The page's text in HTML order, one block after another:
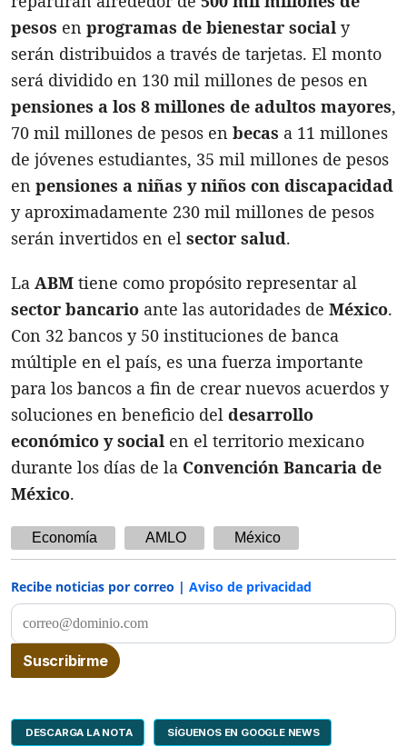
pesos en programas de bienestar social y
serán distribuidos a través de tarjetas. El monto
será dividido en 130 mil millones de pesos en
pensiones a los 8 millones de adultos mayores,
70 mil millones de pesos en becas a 11 millones
de jóvenes estudiantes, 35 mil millones de pesos
en pensiones a niñas y niños con discapacidad
y aproximadamente 230 mil millones de pesos
serán invertidos en el sector salud.
La ABM tiene como propósito representar al
sector bancario ante las autoridades de México.
Con 32 bancos y 50 instituciones de banca
múltiple en el país, es una fuerza importante
para los bancos a fin de crear nuevos acuerdos y
soluciones en beneficio del desarrollo
económico y social en el territorio mexicano
durante los días de la Convención Bancaria de
México.
Economía AMLO México
Recibe noticias por correo | Aviso de privacidad
DESCARGA LA NOTA SÍGUENOS EN GOOGLE NEWS